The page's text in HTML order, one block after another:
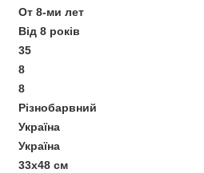
От 8-ми лет
Від 8 років
35
8
8
Різнобарвний
Україна
Україна
33х48 см